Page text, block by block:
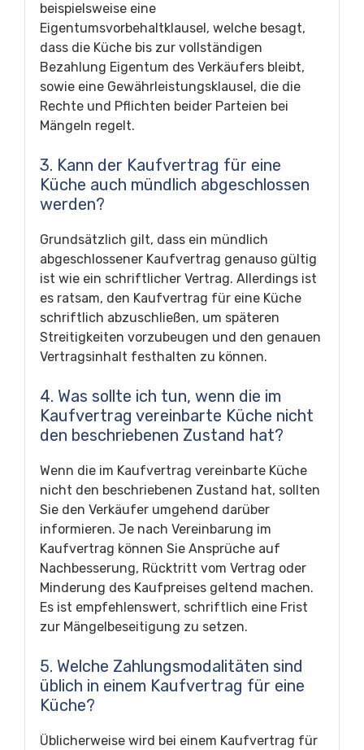
beispielsweise eine
Eigentumsvorbehaltklausel, welche besagt,
dass die Küche bis zur vollständigen
Bezahlung Eigentum des Verkäufers bleibt,
sowie eine Gewährleistungsklausel, die die
Rechte und Pflichten beider Parteien bei
Mängeln regelt.
3. Kann der Kaufvertrag für eine
Küche auch mündlich abgeschlossen
werden?
Grundsätzlich gilt, dass ein mündlich
abgeschlossener Kaufvertrag genauso gültig
ist wie ein schriftlicher Vertrag. Allerdings ist
es ratsam, den Kaufvertrag für eine Küche
schriftlich abzuschließen, um späteren
Streitigkeiten vorzubeugen und den genauen
Vertragsinhalt festhalten zu können.
4. Was sollte ich tun, wenn die im
Kaufvertrag vereinbarte Küche nicht
den beschriebenen Zustand hat?
Wenn die im Kaufvertrag vereinbarte Küche
nicht den beschriebenen Zustand hat, sollten
Sie den Verkäufer umgehend darüber
informieren. Je nach Vereinbarung im
Kaufvertrag können Sie Ansprüche auf
Nachbesserung, Rücktritt vom Vertrag oder
Minderung des Kaufpreises geltend machen.
Es ist empfehlenswert, schriftlich eine Frist
zur Mängelbeseitigung zu setzen.
5. Welche Zahlungsmodalitäten sind
üblich in einem Kaufvertrag für eine
Küche?
Üblicherweise wird bei einem Kaufvertrag für